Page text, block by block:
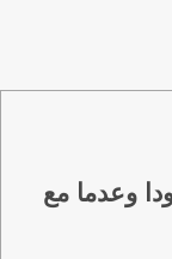
وعدما مع